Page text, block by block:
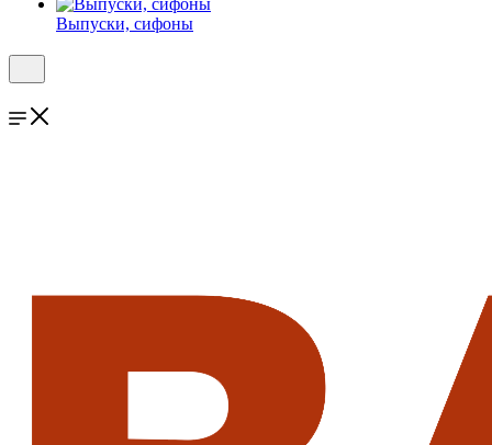
Выпуски, сифоны